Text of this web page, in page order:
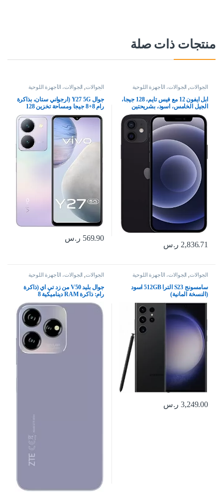
منتجات ذات صلة
الجوالات الجوالات، الأجهزة اللوحية
وإكسسواراتها
ابل ايفون 12 مع فيس تايم، 128 جيجا،
الجيل الخامس، اسود، بشريحتين
2,836.71 ر.س
الجوالات الجوالات، الأجهزة اللوحية
وإكسسواراتها
جوال Y27 5G (ارجواني ستان، بذاكرة
رام 8+8 جيجا ومساحة تخزين 128
جيجا بشاشة FHD+ وكاميرا رئيسية
50 ميجابكسل وسيلفي 8 وشحن
فلاش 44 واط 5000Mah بتقنية NFC
مع هدية: شريط حول الرقبة بتقنية
بلوتوث، بشريحتين
569.90 ر.س
الجوالات الجوالات، الأجهزة اللوحية
وإكسسواراتها
سامسونج S23 الترا 512GB اسود
(النسخة المانية)
3,249.00 ر.س
الجوالات الجوالات، الأجهزة اللوحية
وإكسسواراتها
جوال بليد V50 من زد تي اي (ذاكرة
رام: ذاكرة RAM ديناميكية 8
جيجابايت + 10 جيجابايت، ذاكرة روم:
256 جيجابايت)، شاشة كبيرة 6.6 بوصة
FHD+ ، الكاميرا الخلفية: 50
ميجابكسل + 2 ميجابكسل + 2